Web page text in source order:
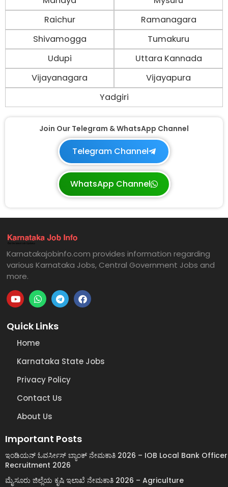
Raichur
Ramanagara
Shivamogga
Tumakuru
Udupi
Uttara Kannada
Vijayanagara
Vijayapura
Yadgiri
Join Our Telegram & WhatsApp Channel
Telegram Channel
WhatsApp Channel
Karnatakajobinfo.com provides information regarding
various Karnataka Jobs, Central Government Jobs and
more.
Quick Links
Home
Karnataka State Jobs
Privacy Policy
Contact Us
About Us
Important Posts
ಇಂಡಿಯನ್ ಓವರ್ಸೀಸ್ ಬ್ಯಾಂಕ್ ನೇಮಕಾತಿ 2026 – IOB Local Bank Officer
Recruitment 2026
ಮೈಸೂರು ಜಿಲ್ಲೆಯ ಕೃಷಿ ಇಲಾಖೆ ನೇಮಕಾತಿ 2026 – Agriculture